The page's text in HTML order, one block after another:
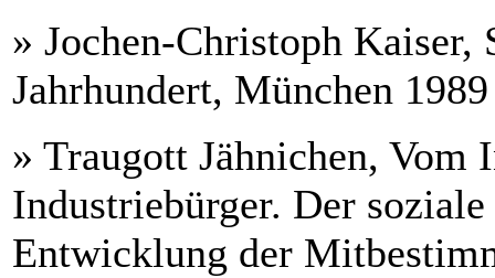
» Jochen-Christoph Kaiser,
Jahrhundert, München 1989
» Traugott Jähnichen, Vom
Industriebürger. Der
Entwicklung der